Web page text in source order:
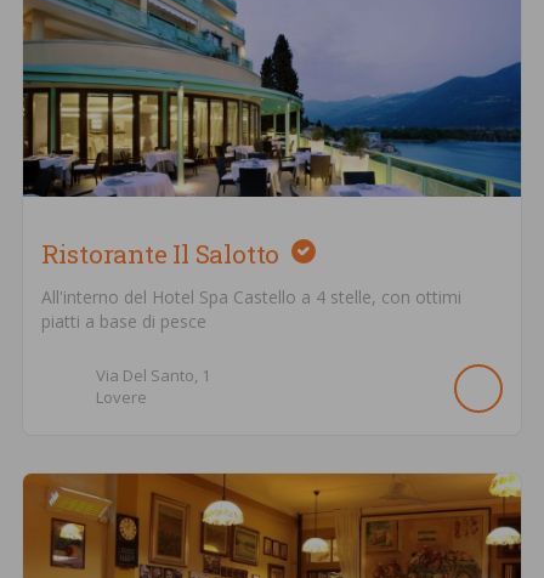
Ristorante Il Salotto
All'interno del Hotel Spa Castello a 4 stelle, con ottimi
piatti a base di pesce
Via Del Santo, 1
Lovere